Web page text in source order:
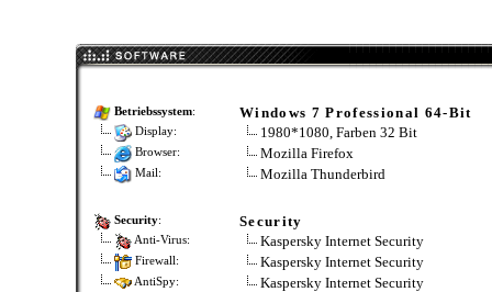
Betriebssystem: Windows 7 Professional 64-Bit
Display: 1980*1080, Farben 32 Bit
Browser: Mozilla Firefox
Mail: Mozilla Thunderbird
Security: Security
Anti-Virus: Kaspersky Internet Security
Firewall: Kaspersky Internet Security
AntiSpy: Kaspersky Internet Security